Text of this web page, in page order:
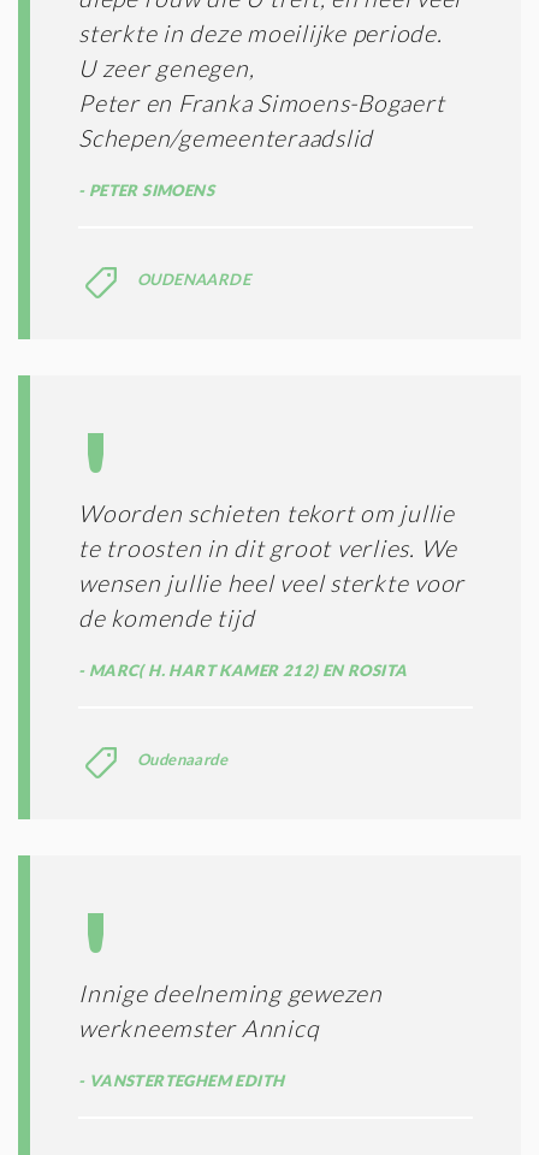
sterkte in deze moeilijke periode.
U zeer genegen,
Peter en Franka Simoens-Bogaert
Schepen/gemeenteraadslid
PETER SIMOENS
OUDENAARDE
Woorden schieten tekort om jullie
te troosten in dit groot verlies. We
wensen jullie heel veel sterkte voor
de komende tijd
MARC( H. HART KAMER 212) EN ROSITA
Oudenaarde
Innige deelneming gewezen
werkneemster Annicq
VANSTERTEGHEM EDITH